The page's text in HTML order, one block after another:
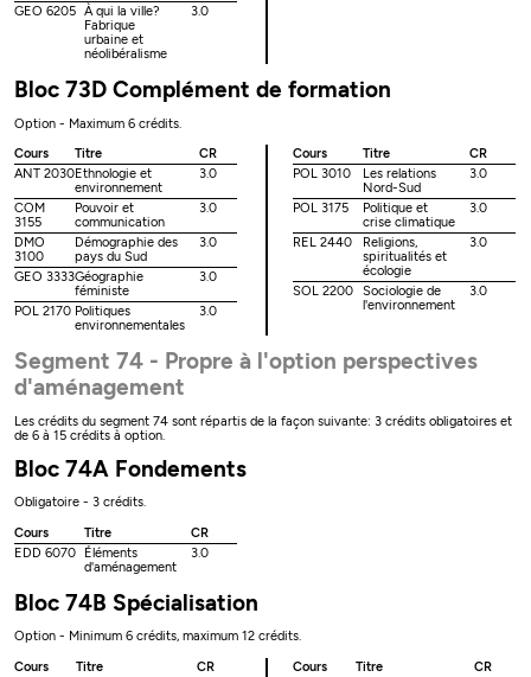
GEO 6205 À qui la ville?
Fabrique
urbaine et
néolibéralisme
3.0
Bloc 73D Complément de formation
Option - Maximum 6 crédits.
Cours
Titre
CR
ANT 2030Ethnologie et
environnement
3.0
COM
3155
Pouvoir et
communication
3.0
DMO
3100
Démographie des
pays du Sud
3.0
GEO 3333Géographie
féministe
3.0
POL 2170 Politiques
environnementales
3.0
Cours Titre
CR
POL 3010
Les relations
Nord-Sud
3.0
POL 3175
Politique et
crise climatique
3.0
REL 2440
Religions,
spiritualités et
écologie
3.0
SOL 2200
Sociologie de
l'environnement
3.0
Segment 74 - Propre à l'option perspectives
d'aménagement
Les crédits du segment 74 sont répartis de la façon suivante: 3 crédits obligatoires et
de 6 à 15 crédits à option.
Bloc 74A Fondements
Obligatoire - 3 crédits.
Cours
Titre
CR
EDD 6070
Éléments
d'aménagement
3.0
Bloc 74B Spécialisation
Option - Minimum 6 crédits, maximum 12 crédits.
Cours
Titre
CR
Cours Titre
CR